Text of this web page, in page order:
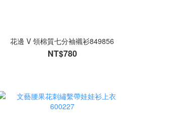
花邊 V 領棉質七分袖襯衫849856
NT$780